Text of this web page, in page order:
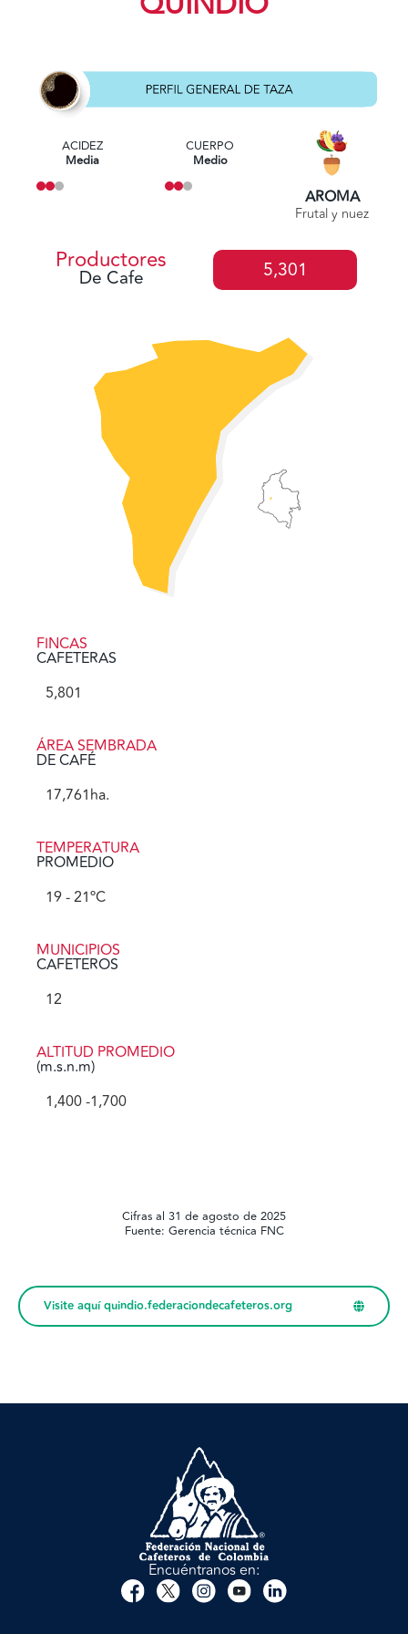
ACIDEZ
Media
CUERPO
Medio
AROMA
Frutal y nuez
Productores
De Cafe 5,301
FINCAS
CAFETERAS
5,801
ÁREA SEMBRADA
DE CAFÉ
17,761ha.
TEMPERATURA
PROMEDIO
19 - 21ºC
MUNICIPIOS
CAFETEROS
12
ALTITUD PROMEDIO
(m.s.n.m)
1,400 -1,700
Cifras al 31 de agosto de 2025
Fuente: Gerencia técnica FNC
Visite aquí quindio.federaciondecafeteros.org
Encuéntranos en: